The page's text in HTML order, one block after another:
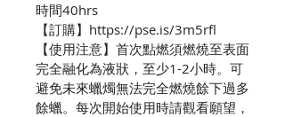
時間40hrs
【訂購】https://pse.is/3m5rfl
【使用注意】首次點燃須燃燒至表面
完全融化為液狀，至少1-2小時。可
避免未來蠟燭無法完全燃燒餘下過多
餘蠟。每次開始使用時請觀看願望，